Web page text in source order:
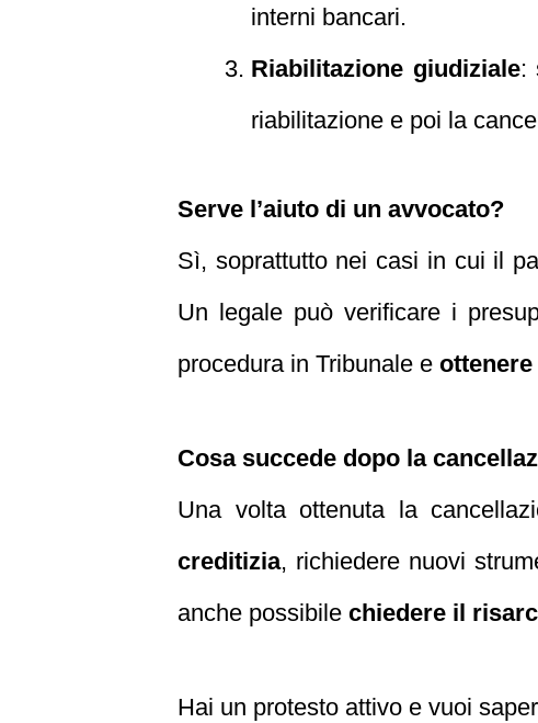
interni bancari.
Riabilitazione giudiziale:
riabilitazione e poi la
Serve l’aiuto di un avvocato?
Sì, soprattutto nei casi in cui il
Un legale può verificare i
procedura in Tribunale e
Cosa succede dopo la
Una volta ottenuta la
creditizia, richiedere nuovi
anche possibile chiedere il
Hai un protesto attivo e vuoi